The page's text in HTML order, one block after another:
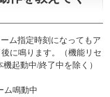
ム指定時刻になってもア
に鳴ります。（機能リセ
起動中/終了中を除く）
ム鳴動中